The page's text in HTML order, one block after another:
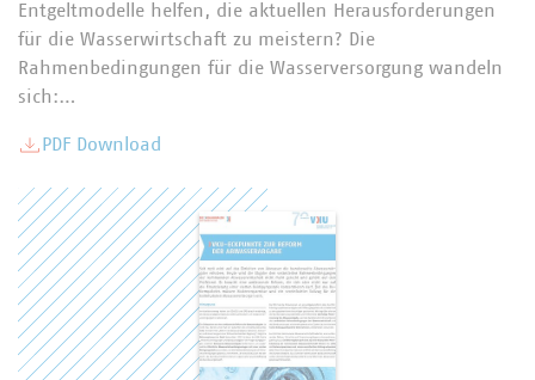
Entgeltmodelle helfen, die aktuellen Herausforderungen
für die Wasserwirtschaft zu meistern? Die
Rahmenbedingungen für die Wasserversorgung wandeln
sich:…
PDF Download